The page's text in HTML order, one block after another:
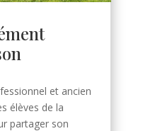
et ancien
élèves de la
partager son